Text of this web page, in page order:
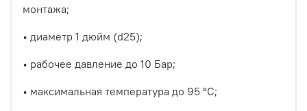
монтажа;
• диаметр 1 дюйм (d25);
• рабочее давление до 10 Бар;
• максимальная температура до 95 °С;